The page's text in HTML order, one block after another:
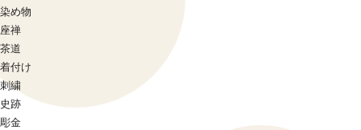
染め物
座禅
茶道
着付け
刺繍
史跡
彫金